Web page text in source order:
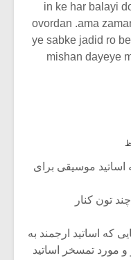
in ke har balayi
ovordan .ama
ye sabke jadid ro
mishan dayeye
اساتید موسیقی برای
تون کنار
که اساتید ارجمند به
مورد تمسخر اساتید